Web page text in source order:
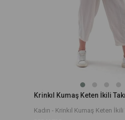
Krinkıl Kumaş Keten İkili
Kadın - Krinkıl Kumaş Keten İkili